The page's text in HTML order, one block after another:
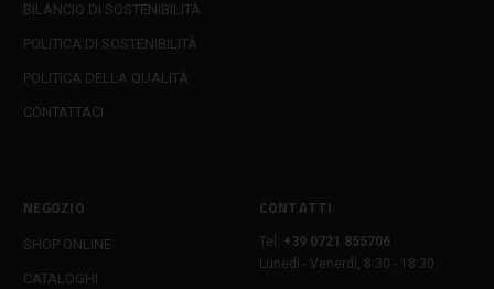
BILANCIO DI SOSTENIBILITÀ
POLITICA DI SOSTENIBILITÀ
POLITICA DELLA QUALITÀ
CONTATTACI
NEGOZIO
SHOP ONLINE
CATALOGHI
CONTATTI
Tel:
+39 0721 855706
Lunedì - Venerdì, 8:30 - 18:30